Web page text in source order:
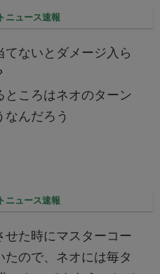
ニュース速報
ないとダメージ入ら
ところはネオのターン
んだろう
ニュース速報
せた時にマスターコー
ので、ネオには毎タ